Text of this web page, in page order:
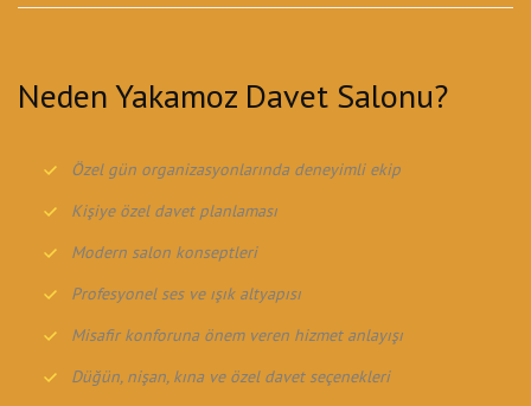
Neden Yakamoz Davet Salonu?
Özel gün organizasyonlarında deneyimli ekip
Kişiye özel davet planlaması
Modern salon konseptleri
Profesyonel ses ve ışık altyapısı
Misafir konforuna önem veren hizmet anlayışı
Düğün, nişan, kına ve özel davet seçenekleri